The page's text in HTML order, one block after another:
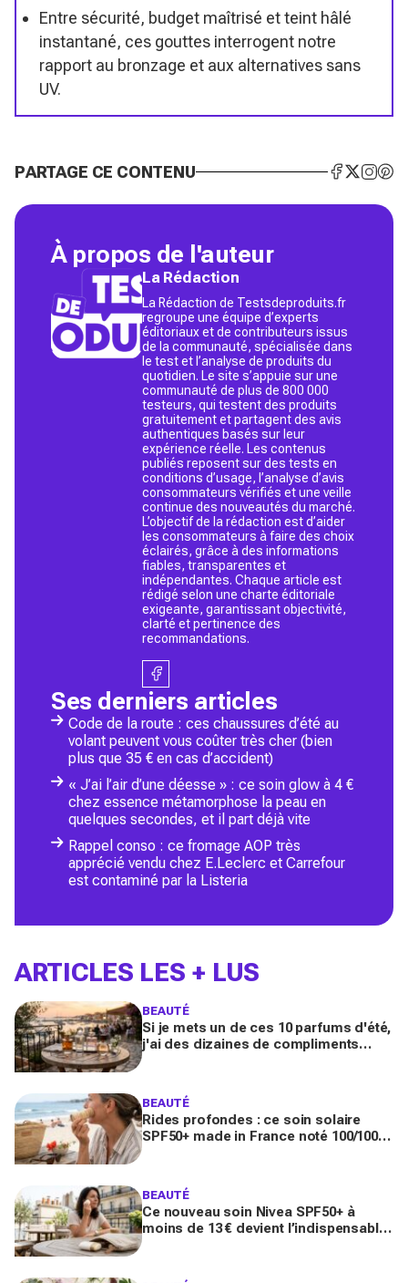
Entre sécurité, budget maîtrisé et teint hâlé
instantané, ces gouttes interrogent notre
rapport au bronzage et aux alternatives sans
UV.
PARTAGE CE CONTENU
À propos de l'auteur
La Rédaction
La Rédaction de Testsdeproduits.fr
regroupe une équipe d’experts
éditoriaux et de contributeurs issus
de la communauté, spécialisée dans
le test et l’analyse de produits du
quotidien. Le site s’appuie sur une
communauté de plus de 800 000
testeurs, qui testent des produits
gratuitement et partagent des avis
authentiques basés sur leur
expérience réelle. Les contenus
publiés reposent sur des tests en
conditions d’usage, l’analyse d’avis
consommateurs vérifiés et une veille
continue des nouveautés du marché.
L’objectif de la rédaction est d’aider
les consommateurs à faire des choix
éclairés, grâce à des informations
fiables, transparentes et
indépendantes. Chaque article est
rédigé selon une charte éditoriale
exigeante, garantissant objectivité,
clarté et pertinence des
recommandations.
Ses derniers articles
Code de la route : ces chaussures d’été au
volant peuvent vous coûter très cher (bien
plus que 35 € en cas d’accident)
« J’ai l’air d’une déesse » : ce soin glow à 4 €
chez essence métamorphose la peau en
quelques secondes, et il part déjà vite
Rappel conso : ce fromage AOP très
apprécié vendu chez E.Leclerc et Carrefour
est contaminé par la Listeria
ARTICLES LES + LUS
BEAUTÉ
Si je mets un de ces 10 parfums d'été,
j'ai des dizaines de compliments
BEAUTÉ
Rides profondes : ce soin solaire
SPF50+ made in France noté 100/100
BEAUTÉ
Ce nouveau soin Nivea SPF50+ à
moins de 13 € devient l’indispensable